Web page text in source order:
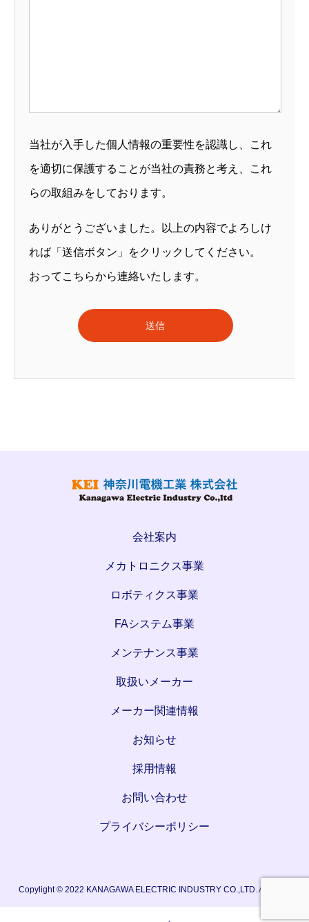
当社が入手した個人情報の重要性を認識し、これ
を適切に保護することが当社の責務と考え、これ
らの取組みをしております。
ありがとうございました。以上の内容でよろしけ
れば「送信ボタン」をクリックしてください。
おってこちらから連絡いたします。
会社案内
メカトロニクス事業
ロボティクス事業
FAシステム事業
メンテナンス事業
取扱いメーカー
メーカー関連情報
お知らせ
採用情報
お問い合わせ
プライバシーポリシー
Copylight © 2022 KANAGAWA ELECTRIC INDUSTRY CO.,LTD. All rights